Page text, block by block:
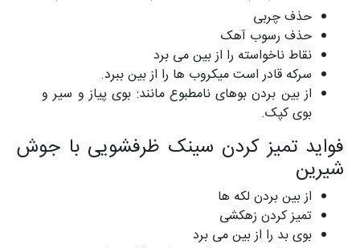
حذف چربی
حذف رسوب آهک
نقاط ناخواسته را از بین می برد
سرکه قادر است میکروب ها را از بین ببرد.
از بین بردن بوهای نامطبوع مانند: بوی پیاز و سیر و
بوی کپک.
فواید تمیز کردن سینک ظرفشویی با جوش
شیرین
از بین بردن لکه ها
تمیز کردن زهکشی
بوی بد را از بین می برد